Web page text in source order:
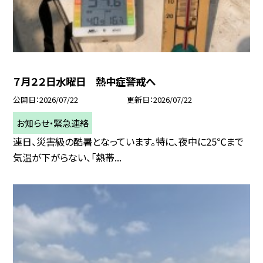
７月２２日水曜日 熱中症警戒へ
公開日 2026/07/22 更新日 2026/07/22
お知らせ・緊急連絡
連日、災害級の酷暑となっています。特に、夜中に25℃まで
気温が下がらない、「熱帯...